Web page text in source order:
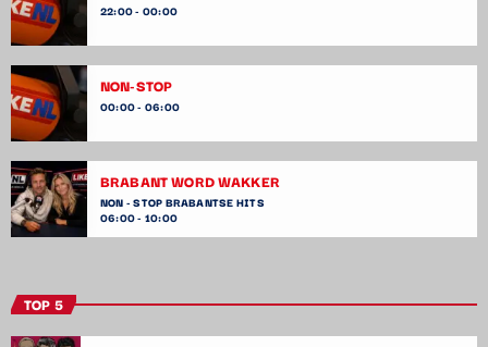
22:00 - 00:00
NON-STOP
00:00 - 06:00
BRABANT WORD WAKKER
NON - STOP BRABANTSE HITS
06:00 - 10:00
TOP 5